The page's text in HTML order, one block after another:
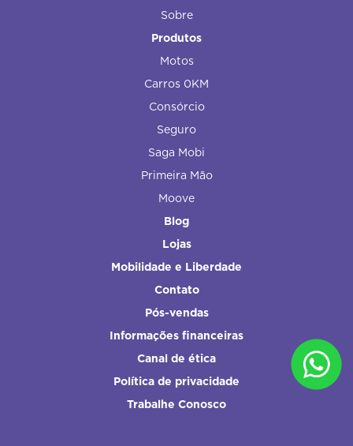
Sobre
Produtos
Motos
Carros 0KM
Consórcio
Seguro
Saga Mobi
Primeira Mão
Moove
Blog
Lojas
Mobilidade e Liberdade
Contato
Pós-vendas
Informações financeiras
Canal de ética
Política de privacidade
Trabalhe Conosco